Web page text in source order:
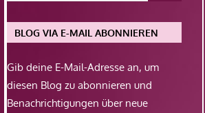
BLOG VIA E-MAIL ABONNIEREN
Gib deine E-Mail-Adresse an, um
diesen Blog zu abonnieren und
Benachrichtigungen über neue